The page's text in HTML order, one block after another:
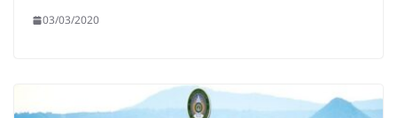
03/03/2020